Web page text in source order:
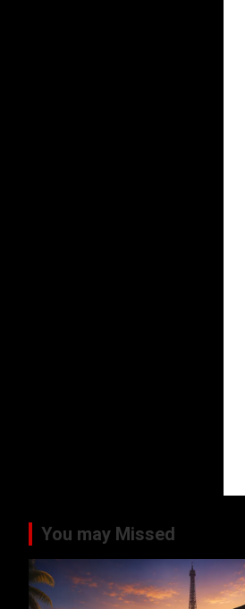
You may Missed